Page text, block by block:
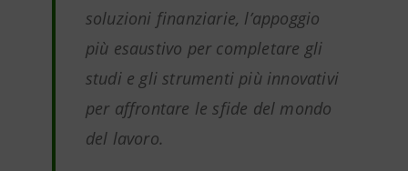
soluzioni finanziarie, l’appoggio
più esaustivo per completare gli
studi e gli strumenti più innovativi
per affrontare le sfide del mondo
del lavoro.